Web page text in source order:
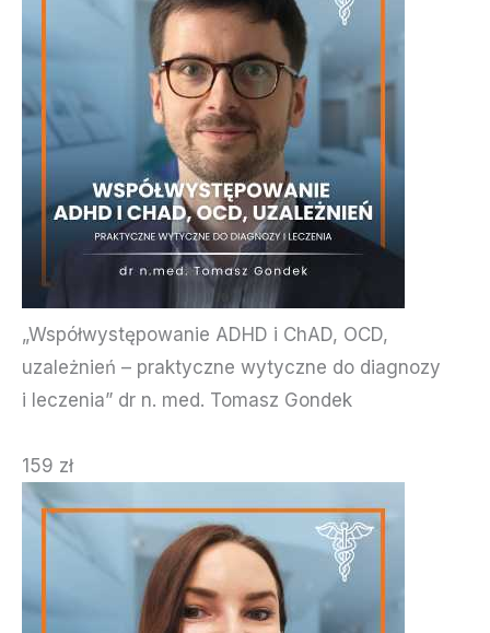
„Współwystępowanie ADHD i ChAD, OCD,
uzależnień – praktyczne wytyczne do diagnozy
i leczenia” dr n. med. Tomasz Gondek
159 zł